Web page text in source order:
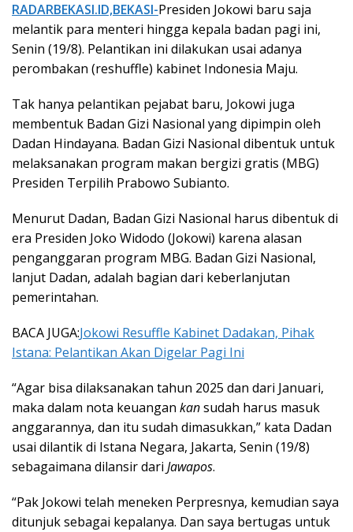
RADARBEKASI.ID,BEKASI-Presiden Jokowi baru saja
melantik para menteri hingga kepala badan pagi ini,
Senin (19/8). Pelantikan ini dilakukan usai adanya
perombakan (reshuffle) kabinet Indonesia Maju.
Tak hanya pelantikan pejabat baru, Jokowi juga
membentuk Badan Gizi Nasional yang dipimpin oleh
Dadan Hindayana. Badan Gizi Nasional dibentuk untuk
melaksanakan program makan bergizi gratis (MBG)
Presiden Terpilih Prabowo Subianto.
Menurut Dadan, Badan Gizi Nasional harus dibentuk di
era Presiden Joko Widodo (Jokowi) karena alasan
penganggaran program MBG. Badan Gizi Nasional,
lanjut Dadan, adalah bagian dari keberlanjutan
pemerintahan.
BACA JUGA:Jokowi Resuffle Kabinet Dadakan, Pihak
Istana: Pelantikan Akan Digelar Pagi Ini
“Agar bisa dilaksanakan tahun 2025 dan dari Januari,
maka dalam nota keuangan kansudah harus masuk
anggarannya, dan itu sudah dimasukkan,” kata Dadan
usai dilantik di Istana Negara, Jakarta, Senin (19/8)
sebagaimana dilansir dari Jawapos.
“Pak Jokowi telah meneken Perpresnya, kemudian saya
ditunjuk sebagai kepalanya. Dan saya bertugas untuk